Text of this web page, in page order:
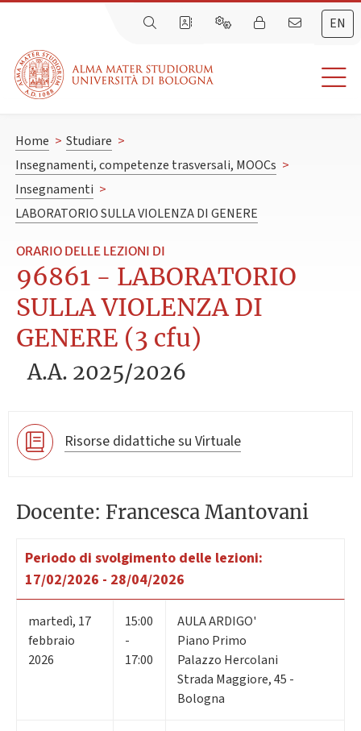
EN
Home > Studiare >
Insegnamenti, competenze trasversali, MOOCs >
Insegnamenti >
LABORATORIO SULLA VIOLENZA DI GENERE
ORARIO DELLE LEZIONI DI
96861 - LABORATORIO
SULLA VIOLENZA DI
GENERE (3 cfu)
A.A. 2025/2026
Risorse didattiche su Virtuale
Docente: Francesca Mantovani
Periodo di svolgimento delle lezioni:
17/02/2026 - 28/04/2026
martedì, 17
febbraio
2026
15:00
-
17:00
AULA ARDIGO'
Piano Primo
Palazzo Hercolani
Strada Maggiore, 45 -
Bologna